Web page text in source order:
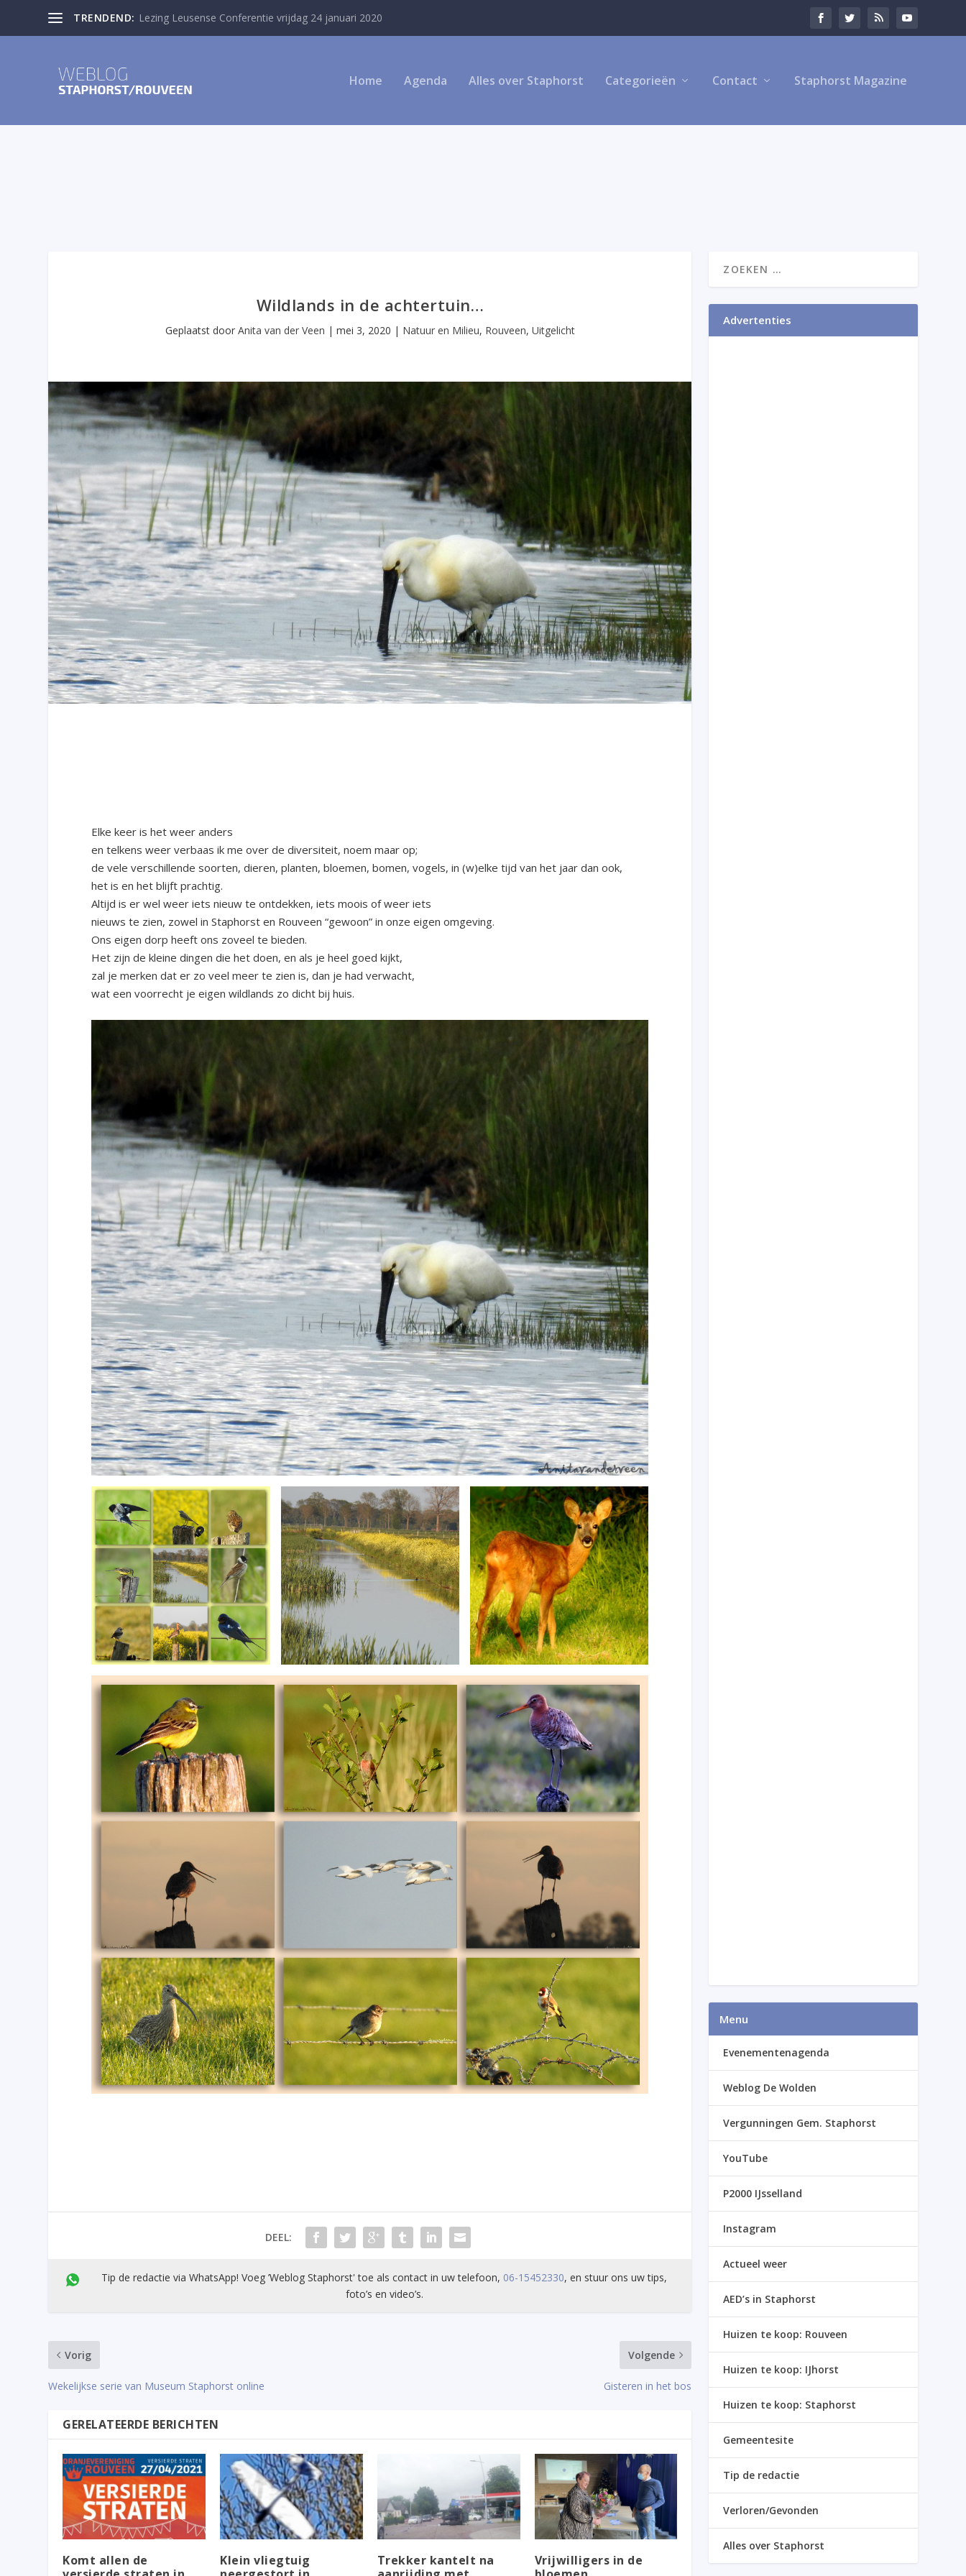
TRENDEND: Lezing Leusense Conferentie vrijdag 24 januari 2020
Home Agenda Alles over Staphorst Categorieën Contact Staphorst Magazine
Wildlands in de achtertuin…
Geplaatst door Anita van der Veen | mei 3, 2020 | Natuur en Milieu, Rouveen, Uitgelicht
Elke keer is het weer anders
en telkens weer verbaas ik me over de diversiteit, noem maar op;
de vele verschillende soorten, dieren, planten, bloemen, bomen, vogels, in (w)elke tijd van het jaar dan ook,
het is en het blijft prachtig.
Altijd is er wel weer iets nieuw te ontdekken, iets moois of weer iets
nieuws te zien, zowel in Staphorst en Rouveen “gewoon” in onze eigen omgeving.
Ons eigen dorp heeft ons zoveel te bieden.
Het zijn de kleine dingen die het doen, en als je heel goed kijkt,
zal je merken dat er zo veel meer te zien is, dan je had verwacht,
wat een voorrecht je eigen wildlands zo dicht bij huis.
DEEL:
Tip de redactie via WhatsApp! Voeg ’Weblog Staphorst' toe als contact in uw telefoon, 06-15452330, en stuur ons uw tips,
foto’s en video’s.
Vorig
Wekelijkse serie van Museum Staphorst online
Volgende
Gisteren in het bos
GERELATEERDE BERICHTEN
Komt allen de
Klein vliegtuig
Trekker kantelt na
Vrijwilligers in de
Advertenties
Menu
Evenementenagenda
Weblog De Wolden
Vergunningen Gem. Staphorst
YouTube
P2000 IJsselland
Instagram
Actueel weer
AED’s in Staphorst
Huizen te koop: Rouveen
Huizen te koop: IJhorst
Huizen te koop: Staphorst
Gemeentesite
Tip de redactie
Verloren/Gevonden
Alles over Staphorst